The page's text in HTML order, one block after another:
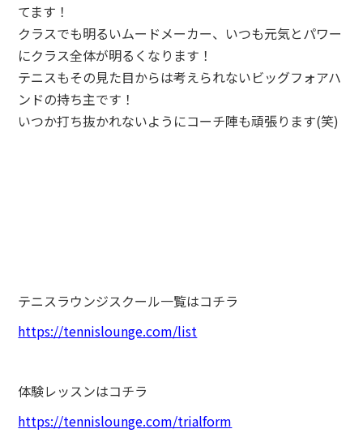
てます！
クラスでも明るいムードメーカー、いつも元気とパワー
にクラス全体が明るくなります！
テニスもその見た目からは考えられないビッグフォアハ
ンドの持ち主です！
いつか打ち抜かれないようにコーチ陣も頑張ります(笑)
テニスラウンジスクール一覧はコチラ
https://tennislounge.com/list
体験レッスンはコチラ
https://tennislounge.com/trialform